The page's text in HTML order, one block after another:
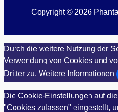
Copyright © 2026
Durch die weitere Nutzung der
Verwendung von Cookies und
Dritter zu. Weitere Informationen
Die Cookie-Einstellungen auf
"Cookies zulassen" eingestellt,